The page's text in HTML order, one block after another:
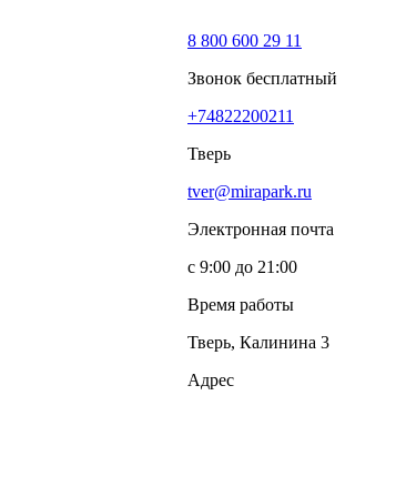
8 800 600 29 11
Звонок бесплатный
+74822200211
Тверь
tver@mirapark.ru
Электронная почта
с 9:00 до 21:00
Время работы
Тверь, Калинина 3
Адрес